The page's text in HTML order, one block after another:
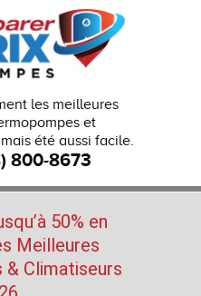
les meilleures
et
été aussi facile.
800-8673
50% en
Meilleures
& Climatiseurs